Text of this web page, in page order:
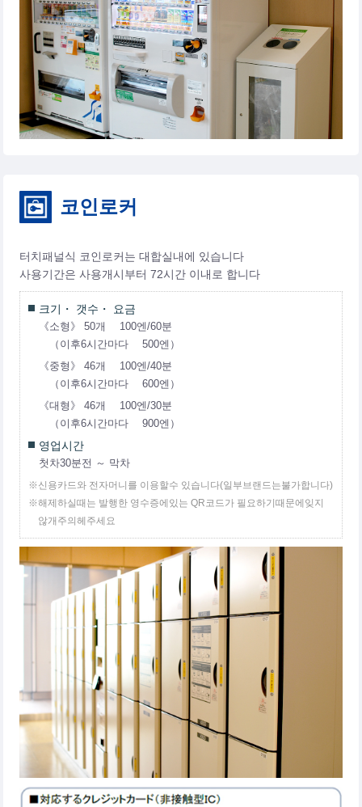
코인로커
터치패널식 코인로커는 대합실내에 있습니다
사용기간은 사용개시부터 72시간 이내로 합니다
크기・ 갯수・ 요금
《소형》 50개 100엔/60분
（이후6시간마다 500엔）
《중형》 46개 100엔/40분
（이후6시간마다 600엔）
《대형》 46개 100엔/30분
（이후6시간마다 900엔）
영업시간
첫차30분전 ～ 막차
※신용카드와 전자머니를 이용할수 있습니다(일부브랜드는불가합니다)
※해제하실때는 발행한 영수증에있는 QR코드가 필요하기때문에잊지
않개주의헤주세요